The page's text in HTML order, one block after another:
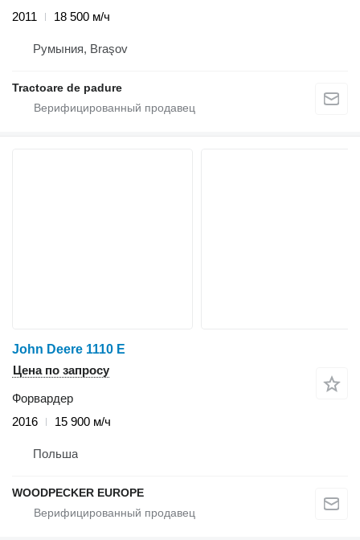
2011
18 500 м/ч
Румыния, Braşov
Tractoare de padure
John Deere 1110 E
Цена по запросу
Форвардер
2016
15 900 м/ч
Польша
WOODPECKER EUROPE